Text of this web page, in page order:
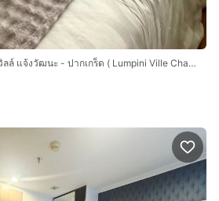
For Sale ขายคอนโดลุมพินี วิลล์ แจ้งวัฒนะ - ปากเกร็ด ( Lumpini Ville Chaengwatthana - Pakkret ) รีโนเวทใหม่ ชั้นสูง วิวแม่น้ำ แต่งสวย